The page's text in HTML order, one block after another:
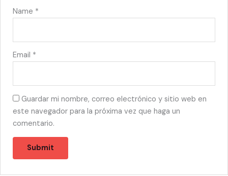
Name *
Email *
Guardar mi nombre, correo electrónico y sitio web en
este navegador para la próxima vez que haga un
comentario.